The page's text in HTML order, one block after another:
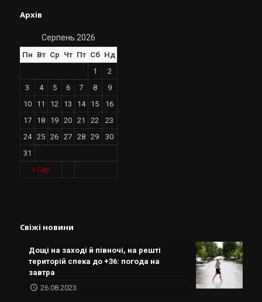
Архів
Серпень 2026
Пн Вт Ср Чт Пт Сб Нд
« Сер
1
2
3
4 5 6 7 8
9
10
11 12 13 14 15
16
17
18 19 20 21 22
23
24
25 26 27 28 29
30
31
Свіжі новини
Дощі на заході й півночі, на решті
територій спека до +36: погода на
завтра
26.08.2023